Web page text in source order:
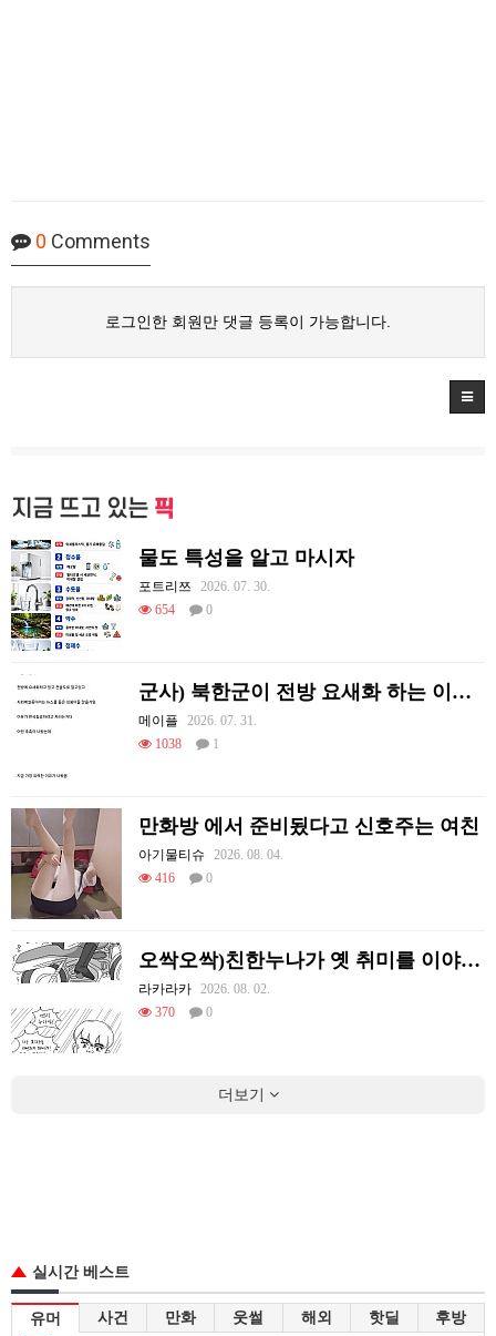
0 Comments
로그인한 회원만 댓글 등록이 가능합니다.
지금 뜨고 있는 픽
물도 특성을 알고 마시자
포트리쯔
2026. 07. 30.
654
0
군사) 북한군이 전방 요새화 하는 이유.jpg
메이플
2026. 07. 31.
1038
1
만화방 에서 준비됬다고 신호주는 여친
아기물티슈
2026. 08. 04.
416
0
오싹오싹)친한누나가 옛 취미를 이야기하는 만화.manhwa
라카라카 2026. 08. 02.
370
0
더보기
실시간 베스트
유머 사건 만화 웃썰 해외 핫딜 후방